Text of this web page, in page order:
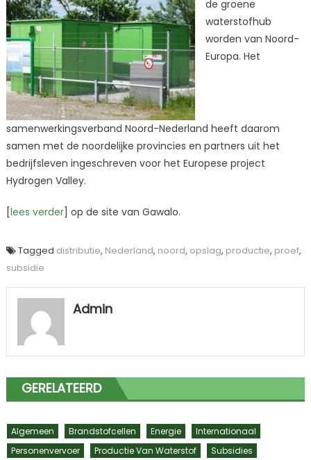
de groene
waterstofhub
worden van Noord-
Europa. Het
samenwerkingsverband Noord-Nederland heeft daarom
samen met de noordelijke provincies en partners uit het
bedrijfsleven ingeschreven voor het Europese project
Hydrogen Valley.
[lees verder] op de site van Gawalo.
Tagged distributie, Nederland, noord, opslag, productie, proef,
subsidie
Admin
GERELATEERD
Algemeen Brandstofcellen Energie
Internationaal
Personenvervoer
Productie Van Waterstof
Subsidies